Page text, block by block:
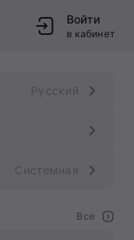
Войти
в кабинет
Русский
Системная
Все